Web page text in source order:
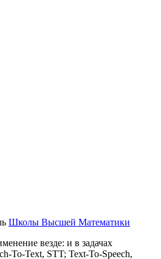
Школы Высшей Математики
везде: и в задачах
To-Text, STT; Text-To-Speech,